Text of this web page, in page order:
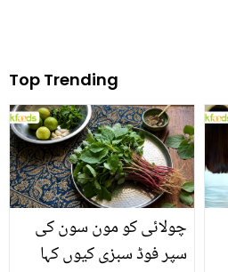
Top Trending
چولائی کو مون سون کی
سپر فوڈ سبزی کیوں کہا